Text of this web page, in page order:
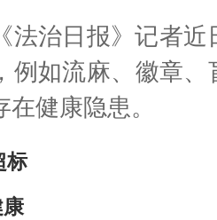
治日报》记者近
例如流麻、徽章
健康隐患。
标